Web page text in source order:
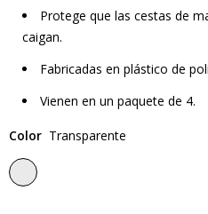
Protege que las cestas de
caigan.
Fabricadas en plástico de
Vienen en un paquete de 4.
Color Transparente